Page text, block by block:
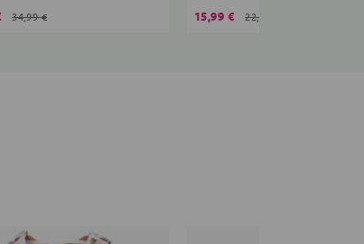
34,99 € 15,99 € 22,99 €